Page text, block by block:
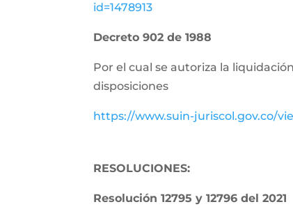
id=1478913
Decreto 902 de 1988
Por el cual se autoriza la
disposiciones
https://www.suin-juriscol.gov.co/
RESOLUCIONES:
Resolución 12795 y 12796 del 2021